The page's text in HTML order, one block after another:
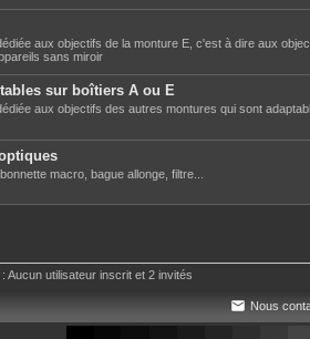
aux objectifs de la monture E, c'est à dire aux
sans miroir
sur boîtiers A ou E
aux objectifs des autres montures qui sont
macro, bague allonge, filtre...
Aucun utilisateur inscrit et 2 invités
Nous